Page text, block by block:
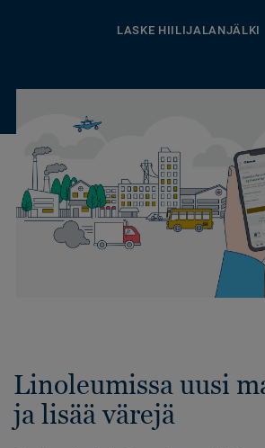
LASKE HIILIJALANJÄLKI
Linoleumissa uusi
ja lisää värejä